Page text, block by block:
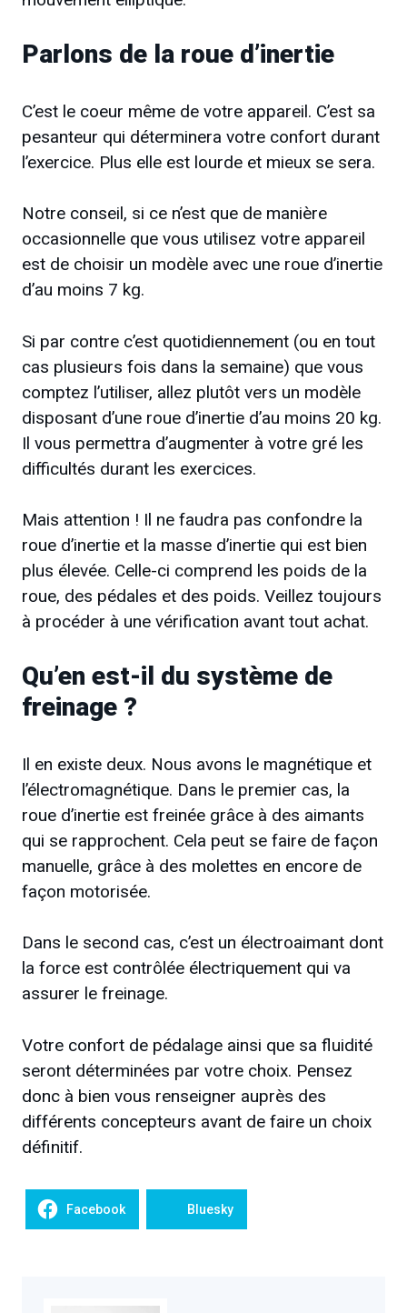
Parlons de la roue d’inertie
C’est le coeur même de votre appareil. C’est sa
pesanteur qui déterminera votre confort durant
l’exercice. Plus elle est lourde et mieux se sera.
Notre conseil, si ce n’est que de manière
occasionnelle que vous utilisez votre appareil
est de choisir un modèle avec une roue d’inertie
d’au moins 7 kg.
Si par contre c’est quotidiennement (ou en tout
cas plusieurs fois dans la semaine) que vous
comptez l’utiliser, allez plutôt vers un modèle
disposant d’une roue d’inertie d’au moins 20 kg.
Il vous permettra d’augmenter à votre gré les
difficultés durant les exercices.
Mais attention ! Il ne faudra pas confondre la
roue d’inertie et la masse d’inertie qui est bien
plus élevée. Celle-ci comprend les poids de la
roue, des pédales et des poids. Veillez toujours
à procéder à une vérification avant tout achat.
Qu’en est-il du système de
freinage ?
Il en existe deux. Nous avons le magnétique et
l’électromagnétique. Dans le premier cas, la
roue d’inertie est freinée grâce à des aimants
qui se rapprochent. Cela peut se faire de façon
manuelle, grâce à des molettes en encore de
façon motorisée.
Dans le second cas, c’est un électroaimant dont
la force est contrôlée électriquement qui va
assurer le freinage.
Votre confort de pédalage ainsi que sa fluidité
seront déterminées par votre choix. Pensez
donc à bien vous renseigner auprès des
différents concepteurs avant de faire un choix
définitif.
Facebook Bluesky